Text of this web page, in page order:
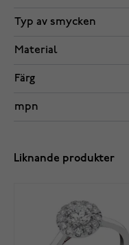
Typ av smycken
Material
Färg
mpn
Liknande produkter